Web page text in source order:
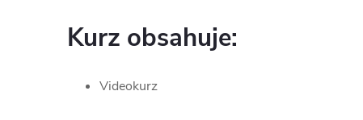
Kurz obsahuje:
Videokurz